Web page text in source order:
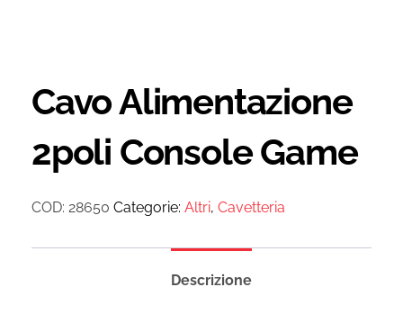
Cavo Alimentazione
2poli Console Game
COD: 28650 Categorie: Altri, Cavetteria
Descrizione